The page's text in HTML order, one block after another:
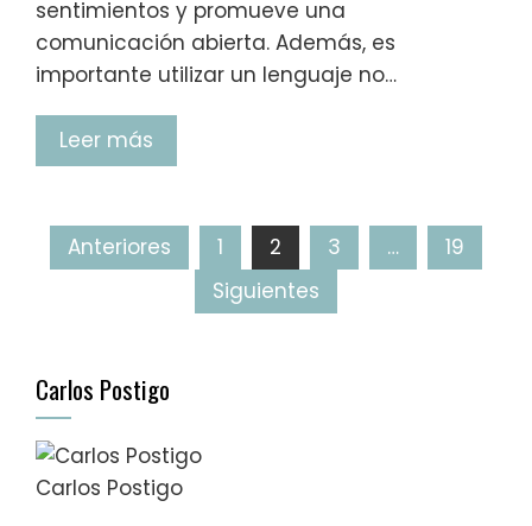
sentimientos y promueve una
comunicación abierta. Además, es
importante utilizar un lenguaje no…
Leer más
Anteriores 1 2 3 …
19
Siguientes
Carlos Postigo
Carlos Postigo